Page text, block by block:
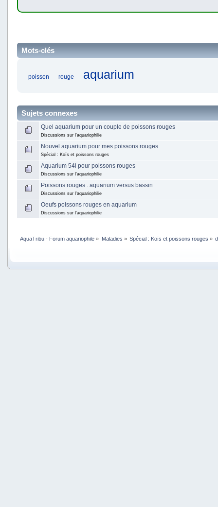
Mots-clés
poisson rouge aquarium
Sujets connexes
Quel aquarium pour un couple de poissons rouges
Discussions sur l'aquariophilie
Nouvel aquarium pour mes poissons rouges
Spécial : Koïs et poissons rouges
Aquarium 54l pour poissons rouges
Discussions sur l'aquariophilie
Poissons rouges : aquarium versus bassin
Discussions sur l'aquariophilie
Oeufs poissons rouges en aquarium
Discussions sur l'aquariophilie
AquaTribu - Forum aquariophile » Maladies » Spécial : Koïs et poissons rouges »